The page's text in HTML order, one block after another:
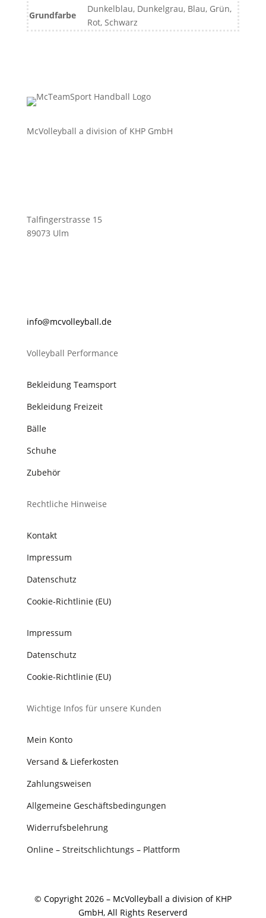
Grundfarbe
Dunkelblau, Dunkelgrau, Blau, Grün,
Rot, Schwarz
McVolleyball a division of KHP GmbH
Talfingerstrasse 15
89073 Ulm
ed.ll
abyel
lovcm
@ofni
Volleyball Performance
Bekleidung Teamsport
Bekleidung Freizeit
Bälle
Schuhe
Zubehör
Rechtliche Hinweise
Kontakt
Impressum
Datenschutz
Cookie-Richtlinie (EU)
Impressum
Datenschutz
Cookie-Richtlinie (EU)
Wichtige Infos für unsere Kunden
Mein Konto
Versand & Lieferkosten
Zahlungsweisen
Allgemeine Geschäftsbedingungen
Widerrufsbelehrung
Online – Streitschlichtungs – Plattform
© Copyright 2026 – McVolleyball a division of KHP
GmbH, All Rights Reserverd